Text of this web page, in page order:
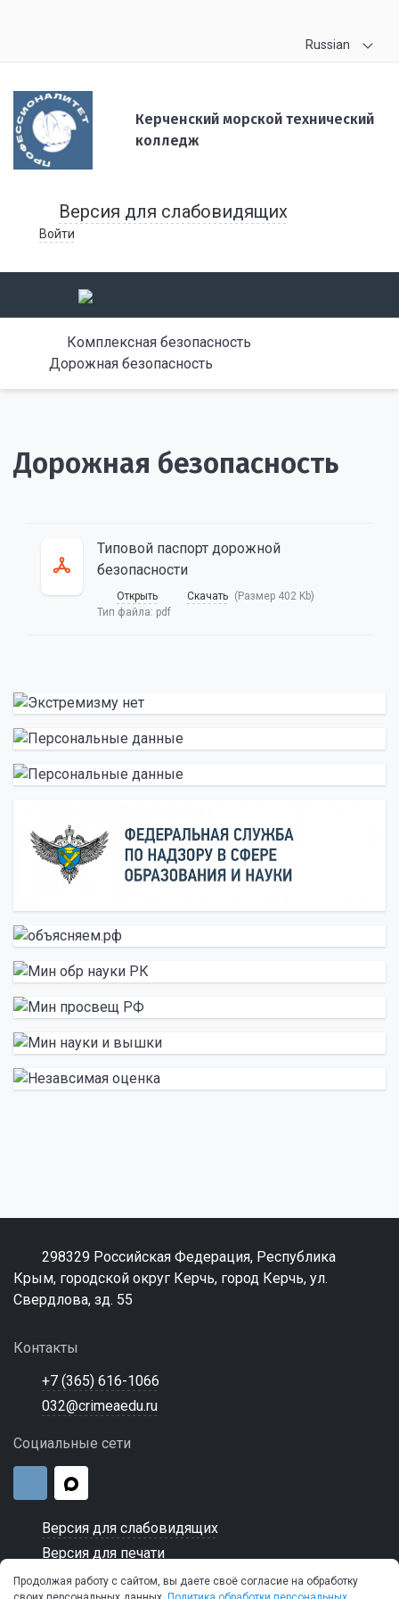
Russian
Керченский морской технический
колледж
Версия для слабовидящих
Войти
Комплексная безопасность
Дорожная безопасность
Дорожная безопасность
Типовой паспорт дорожной
безопасности
Открыть Скачать (Размер 402 Kb)
Тип файла: pdf
298329 Российская Федерация, Республика
Крым, городской округ Керчь, город Керчь, ул.
Свердлова, зд. 55
Контакты
+7 (365) 616-1066
032@crimeaedu.ru
Социальные сети
Версия для слабовидящих
Версия для печати
Продолжая работу с сайтом, вы даете своё согласие на обработку